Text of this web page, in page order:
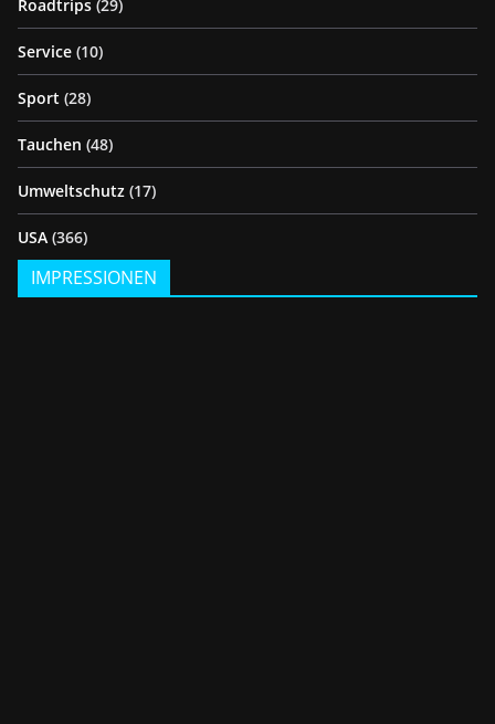
Roadtrips (29)
Service (10)
Sport (28)
Tauchen (48)
Umweltschutz (17)
USA (366)
IMPRESSIONEN